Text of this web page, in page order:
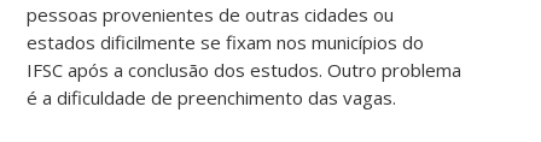
pessoas provenientes de outras cidades ou
estados dificilmente se fixam nos municípios do
IFSC após a conclusão dos estudos. Outro problema
é a dificuldade de preenchimento das vagas.